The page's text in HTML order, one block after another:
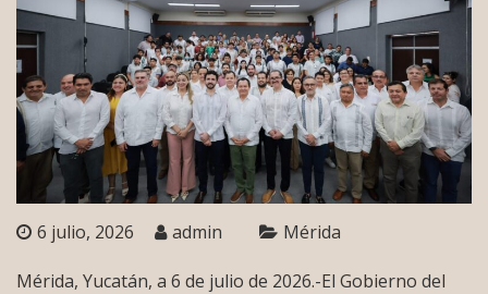
6 julio, 2026 admin Mérida
Mérida, Yucatán, a 6 de julio de 2026.-El Gobierno del